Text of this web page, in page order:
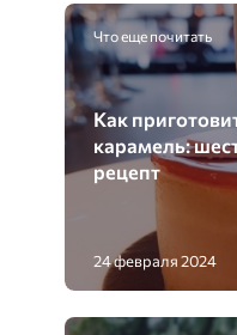
Что еще почитать
Как
карамель:
рецепт
24 февраля 2024